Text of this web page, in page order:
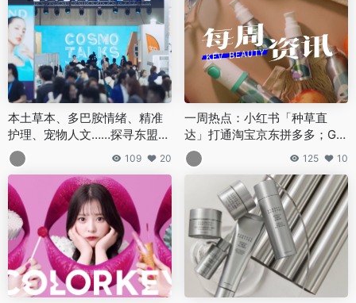
本土草本、多巴胺情绪、精准
护理、宠物人文……探寻东盟展
海外美妆新动向 | 行业洞察
109 20
一周热点：小红书「种草直
达」打通淘宝京东拼多多；GA
P宣布进军美妆市场；花知晓获
珀莱雅投资… | 美妆风向标
125 10